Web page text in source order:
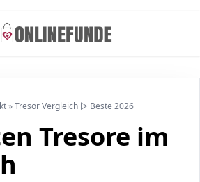
»Tresor Vergleich ▷ Beste 2026
Tresore im